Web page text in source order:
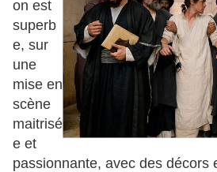
on est
superb
e, sur
une
mise en
scène
maitrisé
e et
passionnante, avec des décors